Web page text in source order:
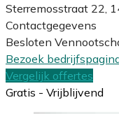
Sterremosstraat 22,
Contactgegevens
Besloten
Bezoek
Vergelijk offertes
Gratis - Vrijblijvend